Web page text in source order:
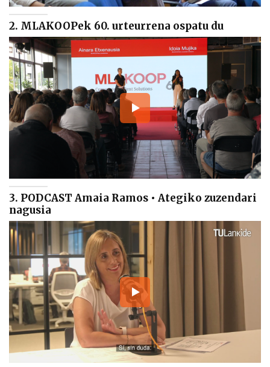
2. MLAKOOPek 60. urteurrena ospatu du
3. PODCAST Amaia Ramos • Ategiko zuzendari
nagusia